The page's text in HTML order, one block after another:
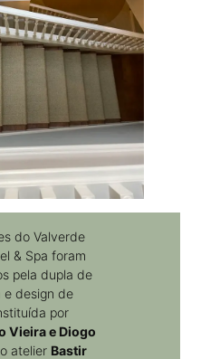
do Valverde
& Spa foram
pela dupla de
e design de
por
Vieira e Diogo
atelier Bastir